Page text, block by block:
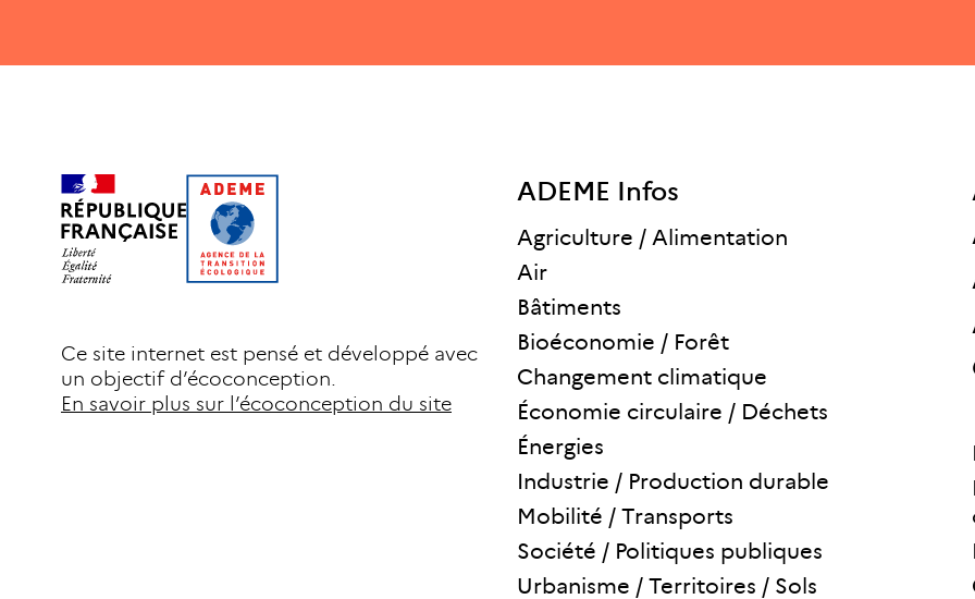
Ce site internet est pensé et développé avec
un objectif d’écoconception.
En savoir plus sur l’écoconception du site
ADEME Infos
Agriculture / Alimentation
Air
Bâtiments
Bioéconomie / Forêt
Changement climatique
Économie circulaire / Déchets
Énergies
Industrie / Production durable
Mobilité / Transports
Société / Politiques publiques
Urbanisme / Territoires / Sols